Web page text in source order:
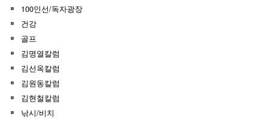
100인선/독자광장
건강
골프
김명열칼럼
김선옥칼럼
김원동칼럼
김현철칼럼
낚시/비치